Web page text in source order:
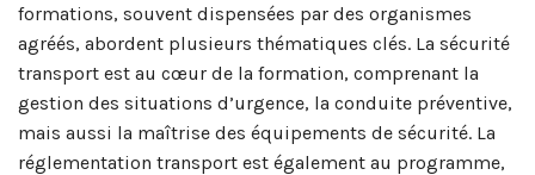
formations, souvent dispensées par des organismes
agréés, abordent plusieurs thématiques clés. La sécurité
transport est au cœur de la formation, comprenant la
gestion des situations d’urgence, la conduite préventive,
mais aussi la maîtrise des équipements de sécurité. La
réglementation transport est également au programme,